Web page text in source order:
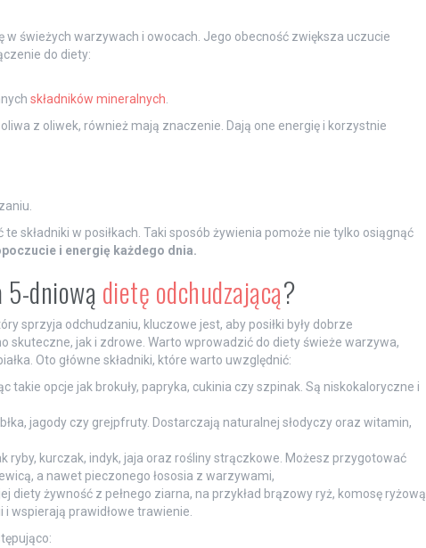
w świeżych warzywach i owocach. Jego obecność zwiększa uczucie
do diety:
składników mineralnych.
z oliwek, również mają znaczenie. Dają one energię i korzystnie
składniki w posiłkach. Taki sposób żywienia pomoże nie tylko osiągnąć
i energię każdego dnia.
5-dniową dietę odchudzającą?
sprzyja odchudzaniu, kluczowe jest, aby posiłki były dobrze
skuteczne, jak i zdrowe. Warto wprowadzić do diety świeże warzywa,
Oto główne składniki, które warto uwzględnić:
takie opcje jak brokuły, papryka, cukinia czy szpinak. Są niskokaloryczne i
jagody czy grejpfruty. Dostarczają naturalnej słodyczy oraz witamin,
ryby, kurczak, indyk, jaja oraz rośliny strączkowe. Możesz przygotować
a nawet pieczonego łososia z warzywami,
diety żywność z pełnego ziarna, na przykład brązowy ryż, komosę ryżową
i wspierają prawidłowe trawienie.